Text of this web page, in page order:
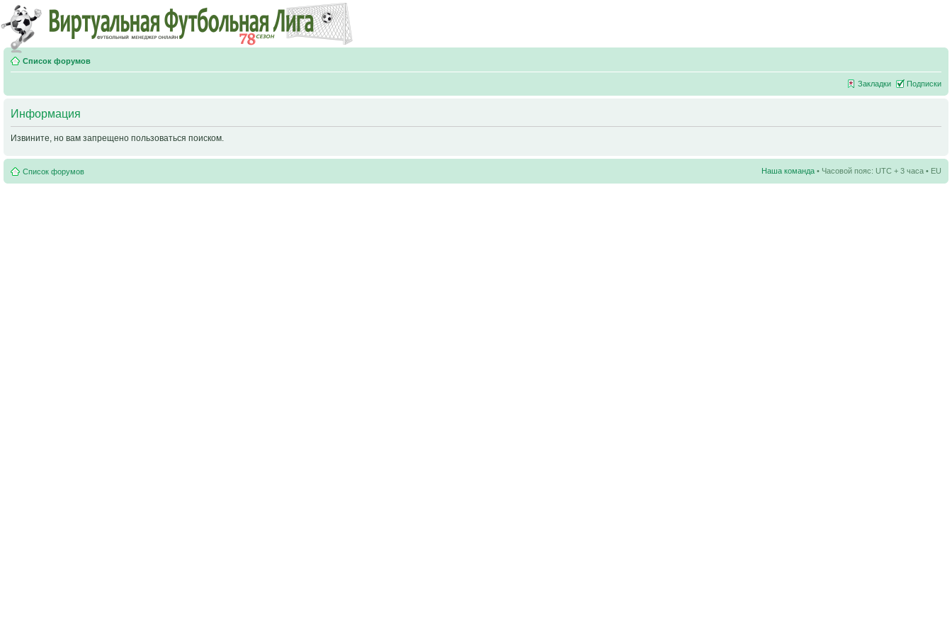
Список форумов
Закладки Подписки
Информация
Извините, но вам запрещено пользоваться поиском.
Список форумов Наша команда • Часовой пояс: UTC + 3 часа • EU